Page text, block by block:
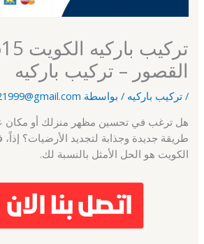
القصور – تركيب باركيه
/تركيب باركيه / بواسطة
هل ترغب في تحسين مظهر منزلك أو
طريقة جديدة وجذابة لتجديد الأرضيات؟ إذاً،
الكويت هو الحل الأمثل بالنسبة لك.